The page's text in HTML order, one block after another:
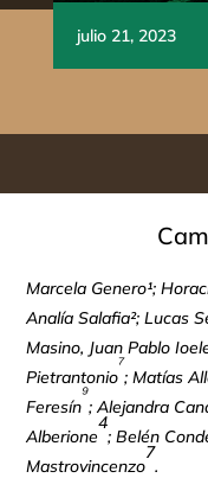
julio 21, 2023
Marcela Genero¹;
Analía Salafia²; Lucas
Masino, Juan Pablo
Pietrantonio
⁷
; Matías
Feresín
⁹
; Alejandra
Alberione
4
; Belén
Mastrovincenzo
7
.